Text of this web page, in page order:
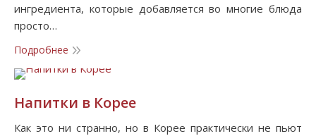
ингредиента, которые добавляется во многие блюда
просто…
Подробнее
Напитки в Корее
Как это ни странно, но в Корее практически не пьют